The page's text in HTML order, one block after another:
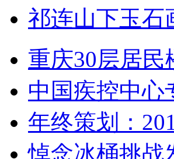
祁连山下玉石
重庆30层居
中国疾控中心
年终策划：
悼念冰桶挑战